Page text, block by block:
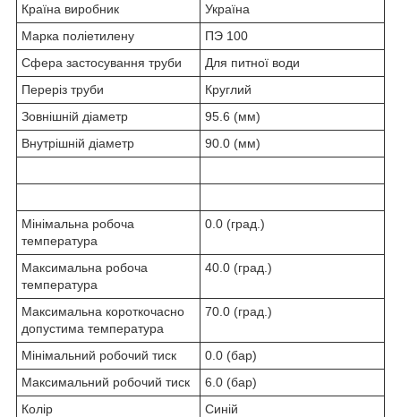
Країна виробник
Україна
Марка поліетилену
ПЭ 100
Сфера застосування труби
Для питної води
Переріз труби
Круглий
Зовнішній діаметр
95.6 (мм)
Внутрішній діаметр
90.0 (мм)
Мінімальна робоча
температура
0.0 (град.)
Максимальна робоча
температура
40.0 (град.)
Максимальна короткочасно
допустима температура
70.0 (град.)
Мінімальний робочий тиск
0.0 (бар)
Максимальний робочий тиск
6.0 (бар)
Колір
Синій